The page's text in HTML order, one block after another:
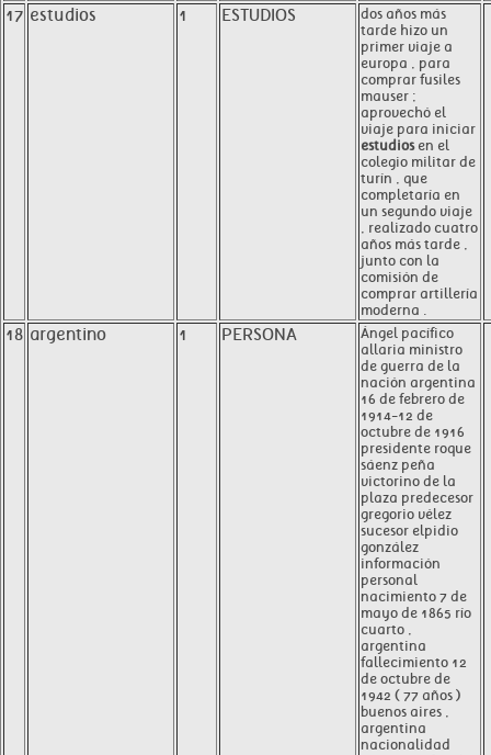
17 estudios 1 ESTUDIOS
dos años más
tarde hizo un
primer viaje a
europa , para
comprar fusiles
mauser ;
aprovechó el
viaje para iniciar
estudiosen el
colegio militar de
turín , que
completaría en
un segundo viaje
, realizado cuatro
años más tarde ,
junto con la
comisión de
comprar artillería
moderna .
18 argentino 1 PERSONA
Ángel pacífico
allaria ministro
de guerra de la
nación argentina
16 de febrero de
1914-12 de
octubre de 1916
presidente roque
sáenz peña
victorino de la
plaza predecesor
gregorio vélez
sucesor elpidio
gonzález
información
personal
nacimiento 7 de
mayo de 1865 río
cuarto ,
argentina
fallecimiento 12
de octubre de
1942 ( 77 años )
buenos aires ,
argentina
nacionalidad